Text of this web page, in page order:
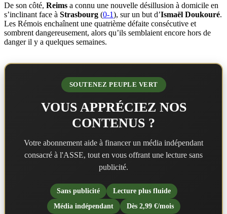
De son côté, Reims a connu une nouvelle désillusion à domicile en
s’inclinant face à Strasbourg (0-1), sur un but d’Ismaël Doukouré.
Les Rémois enchaînent une quatrième défaite consécutive et
sombrent dangereusement, alors qu’ils semblaient encore hors de
danger il y a quelques semaines.
SOUTENEZ PEUPLE VERT
VOUS APPRÉCIEZ NOS
CONTENUS ?
Votre abonnement aide à financer un média indépendant
consacré à l'ASSE, tout en vous offrant une lecture sans
publicité.
Sans publicité
Lecture plus fluide
Média indépendant
Dès 2,99 €/mois